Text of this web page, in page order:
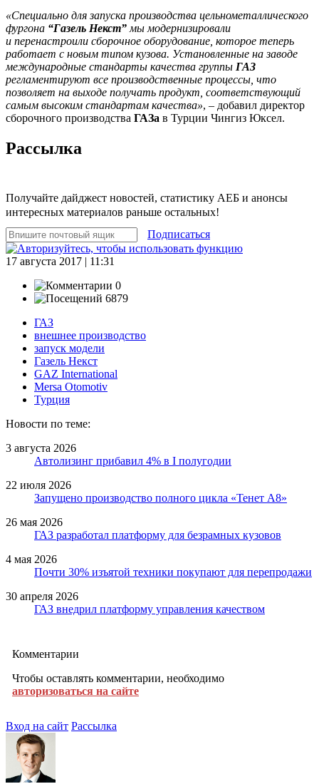
«Специально для запуска производства цельнометаллического
фургона “Газель Некст” мы модернизировали
и перенастроили сборочное оборудование, которое теперь
работает с новым типом кузова. Установленные на заводе
международные стандарты качества группы ГАЗ
регламентируют все производственные процессы, что
позволяет на выходе получать продукт, соответствующий
самым высоким стандартам качества», – добавил директор
сборочного производства ГАЗа в Турции Чингиз Юксел.
Рассылка
Получайте дайджест новостей, статистику АЕБ и анонсы
интересных материалов раньше остальных!
Подписаться
17 августа 2017 | 11:31
0
6879
ГАЗ
внешнее производство
запуск модели
Газель Некст
GAZ International
Mersa Otomotiv
Турция
Новости по теме:
3 августа 2026
Автолизинг прибавил 4% в I полугодии
22 июля 2026
Запущено производство полного цикла «Тенет A8»
26 мая 2026
ГАЗ разработал платформу для безрамных кузовов
4 мая 2026
Почти 30% изъятой техники покупают для перепродажи
30 апреля 2026
ГАЗ внедрил платформу управления качеством
Комментарии
Чтобы оставлять комментарии, необходимо
авторизоваться на сайте
Вход на сайт Рассылка